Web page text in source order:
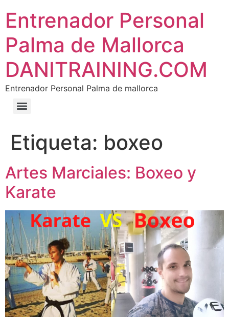
Entrenador Personal
Palma de Mallorca
DANITRAINING.COM
Entrenador Personal Palma de mallorca
Etiqueta: boxeo
Artes Marciales: Boxeo y
Karate